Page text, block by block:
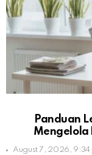
Panduan
Mengelola
August 7, 2026, 9:34